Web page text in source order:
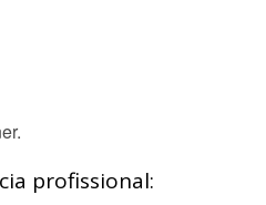
profissional: